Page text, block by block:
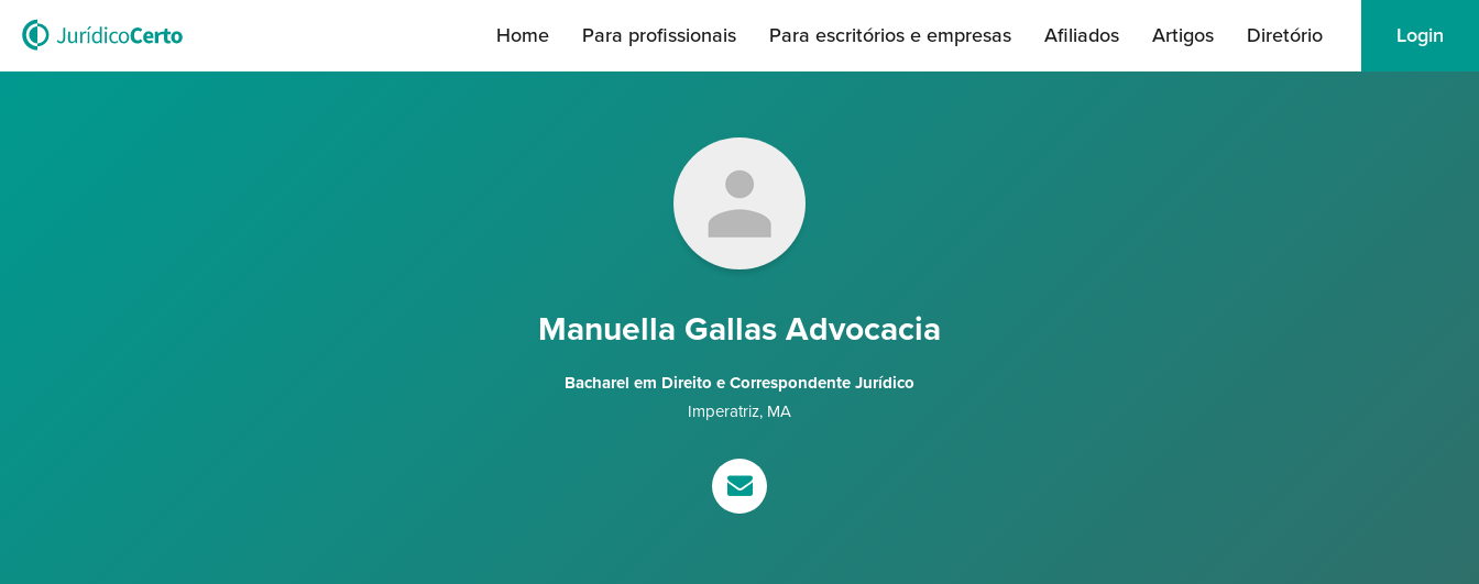
Home Para profissionais Para escritórios e empresas Afiliados Artigos Diretório Login
Manuella Gallas Advocacia
Bacharel em Direito e Correspondente Jurídico
Imperatriz, MA